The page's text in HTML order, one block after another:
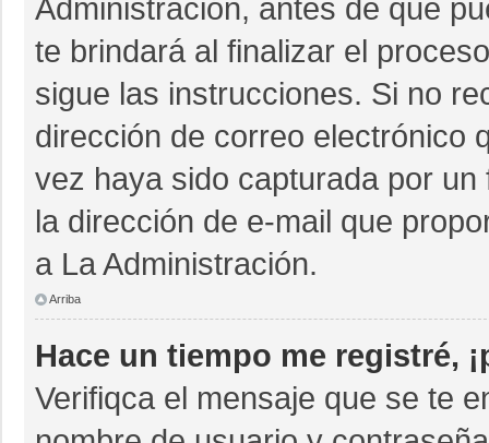
Administración, antes de que
te brindará al finalizar el
sigue las instrucciones. Si no
dirección de correo electrónico
vez haya sido capturada por
la dirección de e-mail que
a La Administración.
Arriba
Hace un tiempo me registré,
Verifiqca el mensaje que se te